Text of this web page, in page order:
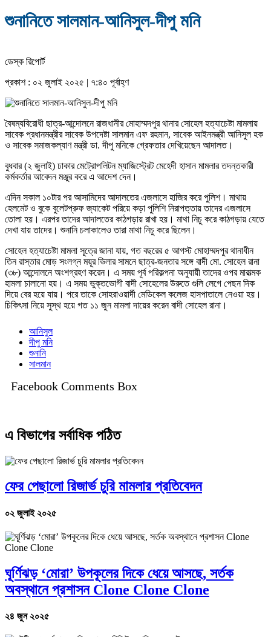
শুনানিতে সালমান-আনিসুল-দীপু মনি
ডেস্ক রিপোর্ট
প্রকাশ : ০২ জুলাই ২০২৫ | ৭:৪০ পূর্বাহ্ণ
বৈষম্যবিরোধী ছাত্র-আন্দোলনে রাজধানীর মোহাম্মদপুর থানার সোহেল হত্যাচেষ্টা মামলায়
সাবেক প্রধানমন্ত্রীর সাবেক উপদেষ্টা সালমান এফ রহমান, সাবেক আইনমন্ত্রী আনিসুল হক
ও সাবেক সমাজকল্যাণ মন্ত্রী ডা. দীপু মনিকে গ্রেফতার দেখিয়েছেন আদালত।
বুধবার (২ জুলাই) ঢাকার মেট্রোপলিটন ম্যাজিস্ট্রেট মেহেদী হাসান মামলার তদন্তকারী
কর্মকর্তার আবেদন মঞ্জুর করে এ আদেশ দেন।
এদিন সকাল ১০টার পর আসামিদের আদালতের এজলাসে হাজির করে পুলিশ। মাথায়
হেলমেট ও বুকে বুলেটপ্রুফ জ্যাকেট পরিয়ে কড়া পুলিশি নিরাপত্তায় তাদের এজলাসে
তোলা হয়। এরপর তাদের আদালতের কাঠগড়ায় রাখা হয়। মাথা নিচু করে কাঠগড়ায় যেতে
দেখা যায় তাদের। শুনানি চলাকালেও তারা মাথা নিচু করে ছিলেন।
সোহেল হত্যাচেষ্টা মামলা সূত্রে জানা যায়, গত বছরের ৫ আগস্ট মোহাম্মদপুর থানাধীন
তিন রাস্তার মোড় সংলগ্ন ময়ূর ভিলার সামনে ছাত্র-জনতার সঙ্গে বাদী মো. সোহেল রানা
(৩৮) আন্দোলনে অংশগ্রহণ করেন। এ সময় পূর্ব পরিকল্পনা অনুযায়ী তাদের ওপর মারাত্মক
হামলা চালানো হয়। এ সময় ভুক্তভোগী বাদী সোহেলের উরুতে গুলি লেগে পেছন দিক
দিয়ে বের হয়ে যায়। পরে তাকে সোহরাওয়ার্দী মেডিকেল কলেজ হাসপাতালে নেওয়া হয়।
চিকিৎসা নিয়ে সুস্থ হয়ে গত ১১ জুন মামলা দায়ের করেন বাদী সোহেল রানা।
আনিসুল
দীপু মনি
শুনানি
সালমান
Facebook Comments Box
এ বিভাগের সর্বাধিক পঠিত
ফের পেছালো রিজার্ভ চুরি মামলার প্রতিবেদন
০২ জুলাই ২০২৫
ঘূর্ণিঝড় ‘মোরা’ উপকূলের দিকে ধেয়ে আসছে, সর্তক
অবস্থানে প্রশাসন Clone Clone Clone
২৪ জুন ২০২৫